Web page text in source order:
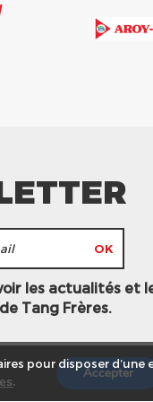
les actualités et
Tang Frères.
légales
pour disposer d’une
. Accepter